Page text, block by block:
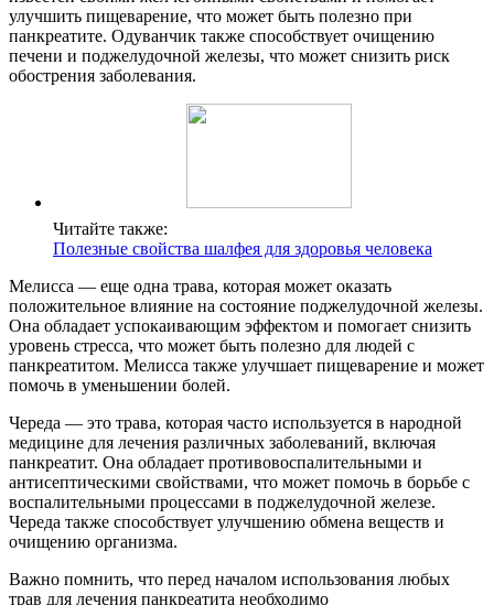
улучшить пищеварение, что может быть полезно при
панкреатите. Одуванчик также способствует очищению
печени и поджелудочной железы, что может снизить риск
обострения заболевания.
Читайте также:
Полезные свойства шалфея для здоровья человека
Мелисса — еще одна трава, которая может оказать
положительное влияние на состояние поджелудочной железы.
Она обладает успокаивающим эффектом и помогает снизить
уровень стресса, что может быть полезно для людей с
панкреатитом. Мелисса также улучшает пищеварение и может
помочь в уменьшении болей.
Череда — это трава, которая часто используется в народной
медицине для лечения различных заболеваний, включая
панкреатит. Она обладает противовоспалительными и
антисептическими свойствами, что может помочь в борьбе с
воспалительными процессами в поджелудочной железе.
Череда также способствует улучшению обмена веществ и
очищению организма.
Важно помнить, что перед началом использования любых
трав для лечения панкреатита необходимо